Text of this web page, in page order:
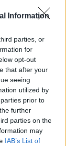
Information
parties, or
for
opt-out
that after your
seeing
utilized by
prior to
further
parties on the
may
IAB’s List of
00:00:30
moterų ir